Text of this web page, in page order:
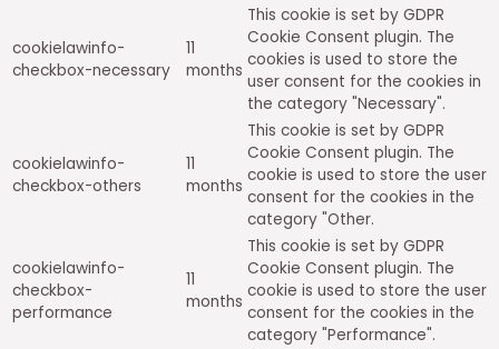
cookielawinfo-
checkbox-necessary
11
months
This cookie is set by GDPR
Cookie Consent plugin. The
cookies is used to store the
user consent for the cookies in
the category "Necessary".
cookielawinfo-
checkbox-others
11
months
This cookie is set by GDPR
Cookie Consent plugin. The
cookie is used to store the user
consent for the cookies in the
category "Other.
cookielawinfo-
checkbox-
performance
11
months
This cookie is set by GDPR
Cookie Consent plugin. The
cookie is used to store the user
consent for the cookies in the
category "Performance".